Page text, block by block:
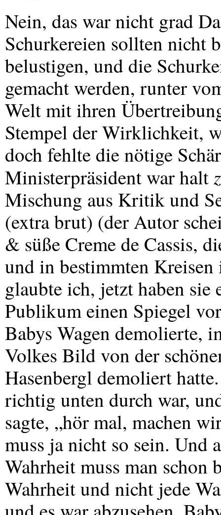
Nein, das war nicht grad
Schurkereien sollten nicht
belustigen, und die
gemacht werden, runter
Welt mit ihren
Stempel der Wirklichkeit,
doch fehlte die nötige
Ministerpräsident war halt
Mischung aus Kritik und
(extra brut) (der Autor
& süße Creme de Cassis,
und in bestimmten
glaubte ich, jetzt haben sie
Publikum einen Spiegel
Babys Wagen demolierte,
Volkes Bild von der
Hasenbergl demoliert
richtig unten durch war,
sagte, „hör mal, machen
muss ja nicht so sein. Und
Wahrheit muss man schon
Wahrheit und nicht jede